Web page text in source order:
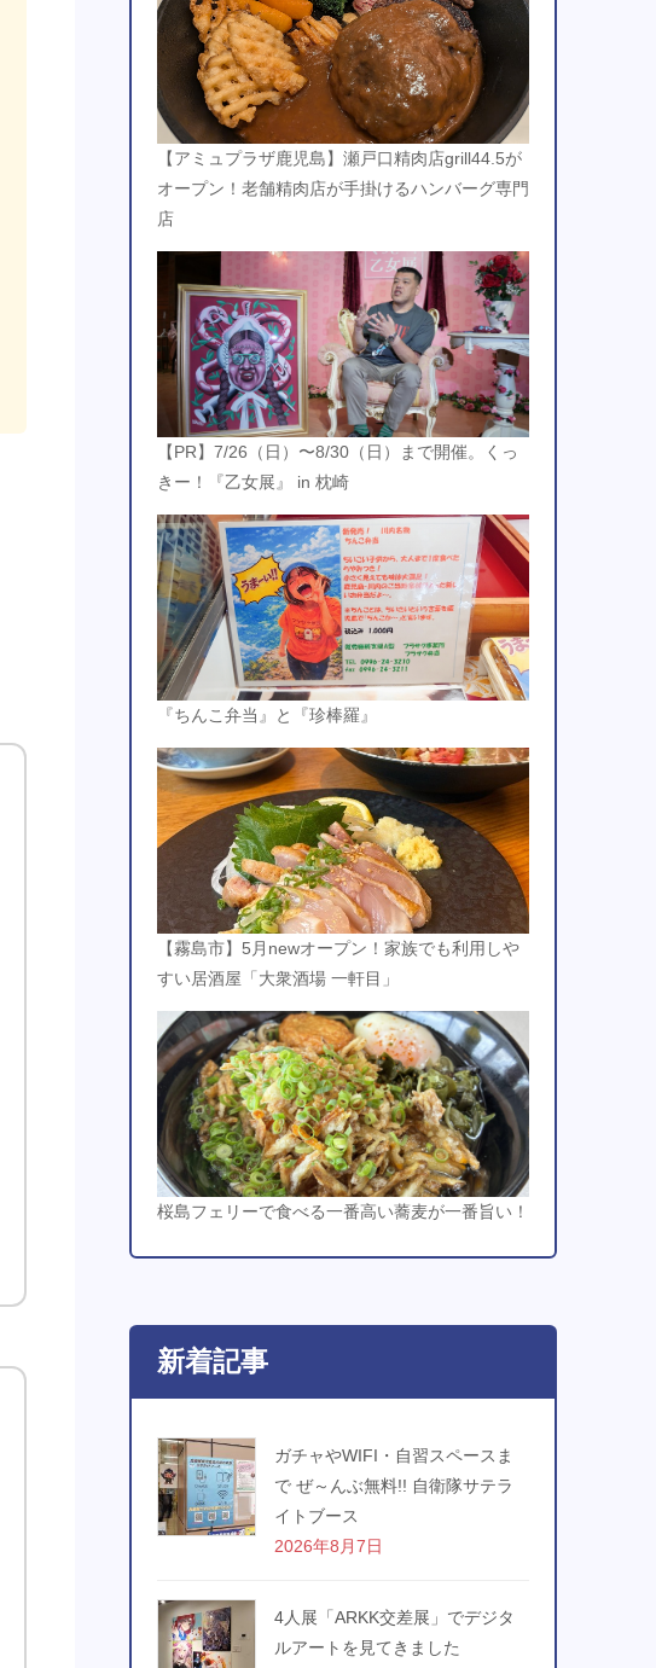
【アミュプラザ鹿児島】瀬戸口精肉店grill44.5が
オープン！老舗精肉店が手掛けるハンバーグ専門
店
【PR】7/26（日）〜8/30（日）まで開催。くっ
きー！『乙女展』 in 枕崎
『ちんこ弁当』と『珍棒羅』
【霧島市】5月newオープン！家族でも利用しや
すい居酒屋「大衆酒場 一軒目」
桜島フェリーで食べる一番高い蕎麦が一番旨い！
新着記事
ガチャやWIFI・自習スペースま
で ぜ～んぶ無料!! 自衛隊サテラ
イトブース
2026年8月7日
4人展「ARKK交差展」でデジタ
ルアートを見てきました